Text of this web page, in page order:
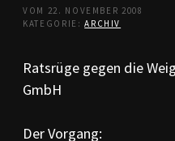
Kontakt
DRPR-
VOM 22. NOVEMBER 2008
KATEGORIE:ARCHIV
Ratsrüge gegen die
GmbH
Der Vorgang: